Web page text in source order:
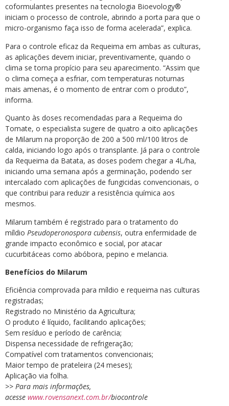
coformulantes presentes na tecnologia Bioevology®
iniciam o processo de controle, abrindo a porta para que o
micro-organismo faça isso de forma acelerada”, explica.
Para o controle eficaz da Requeima em ambas as culturas,
as aplicações devem iniciar, preventivamente, quando o
clima se torna propício para seu aparecimento. “Assim que
o clima começa a esfriar, com temperaturas noturnas
mais amenas, é o momento de entrar com o produto”,
informa.
Quanto às doses recomendadas para a Requeima do
Tomate, o especialista sugere de quatro a oito aplicações
de Milarum na proporção de 200 a 500 ml/100 litros de
calda, iniciando logo após o transplante. Já para o controle
da Requeima da Batata, as doses podem chegar a 4L/ha,
iniciando uma semana após a germinação, podendo ser
intercalado com aplicações de fungicidas convencionais, o
que contribui para reduzir a resistência química aos
mesmos.
Milarum também é registrado para o tratamento do
míldio Pseudoperonospora cubensis, outra enfermidade de
grande impacto econômico e social, por atacar
cucurbitáceas como abóbora, pepino e melancia.
Benefícios do Milarum
Eficiência comprovada para míldio e requeima nas culturas
registradas;
Registrado no Ministério da Agricultura;
O produto é líquido, facilitando aplicações;
Sem resíduo e período de carência;
Dispensa necessidade de refrigeração;
Compatível com tratamentos convencionais;
Maior tempo de prateleira (24 meses);
Aplicação via folha.
>> Para mais informações,
acesse www.rovensanext.com.br/biocontrole